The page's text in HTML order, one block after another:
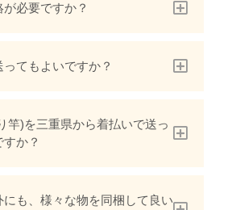
必要ですか？
てもよいですか？
竿)を三重県から着払いで送っ
か？
にも、様々な物を同梱して良い